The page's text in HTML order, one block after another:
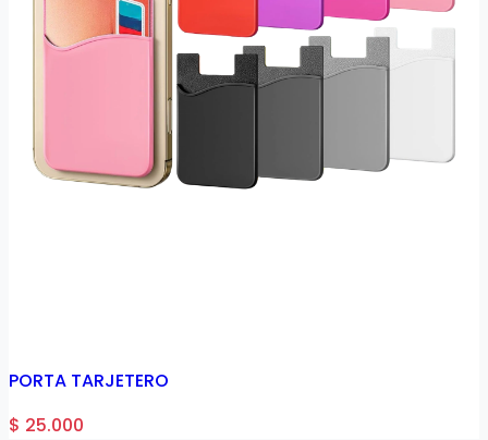
PORTA TARJETERO
$ 25.000